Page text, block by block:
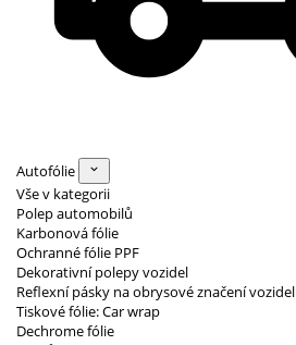
Autofólie
Vše v kategorii
Polep automobilů
Karbonová fólie
Ochranné fólie PPF
Dekorativní polepy vozidel
Reflexní pásky na obrysové značení vozidel
Tiskové fólie: Car wrap
Dechrome fólie